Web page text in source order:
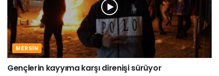
MERSIN
Gençlerin kayyıma karşı direnişi sürüyor